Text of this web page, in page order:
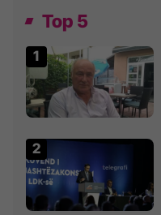
Top 5